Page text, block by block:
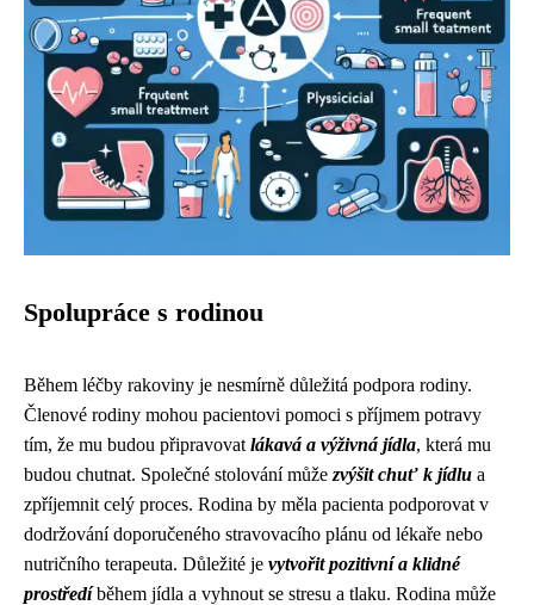
Spolupráce s rodinou
Během léčby rakoviny je nesmírně důležitá podpora rodiny.
Členové rodiny mohou pacientovi pomoci s příjmem potravy
tím, že mu budou připravovat lákavá a výživná jídla, která mu
budou chutnat. Společné stolování může zvýšit chuť k jídlu a
zpříjemnit celý proces. Rodina by měla pacienta podporovat v
dodržování doporučeného stravovacího plánu od lékaře nebo
nutričního terapeuta. Důležité je vytvořit pozitivní a klidné
prostředíběhem jídla a vyhnout se stresu a tlaku. Rodina může